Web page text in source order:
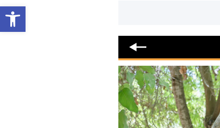
פתח הטעויות